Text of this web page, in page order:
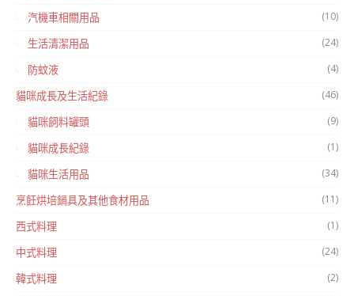
汽機車相關用品 (10)
生活清潔用品 (24)
防蚊液 (4)
貓咪成長及生活紀錄 (46)
貓咪飼料罐頭 (9)
貓咪成長紀錄 (1)
貓咪生活用品 (34)
烹飪烘培鍋具及其他食材用品 (11)
西式料理 (1)
中式料理 (24)
韓式料理 (2)